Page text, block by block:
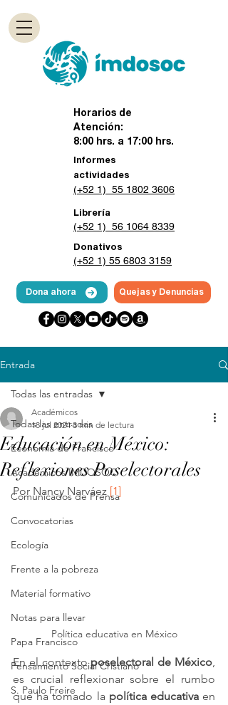
Horarios de
Atención:
8:00 hrs. a 17:00 hrs.
Informes
actividades
(+52 1) 55 1802 3606
Librería
(+52 1) 56 1064 8339
Donativos
(+52 1) 55 6803 3159
Dona ahora Quejas y Denuncias
Entrada
Todas las entradas
Economía de Francisco
Académicos IMDOSOC
Comunicados de Prensa
Convocatorias
Ecología
Frente a la pobreza
Material formativo
Notas para llevar
Papa Francisco
Pensamiento Social Cristiano
S. Paulo Freire
Todas las entradas
Educación en México:
Reflexiones Poselectorales
Académicos
18 jul 2024 3 min de lectura
Por Nancy Narváez [1]
Política educativa en México
En el contexto poselectoral de México
es crucial reflexionar sobre el rumbo
que ha tomado la política educativa en